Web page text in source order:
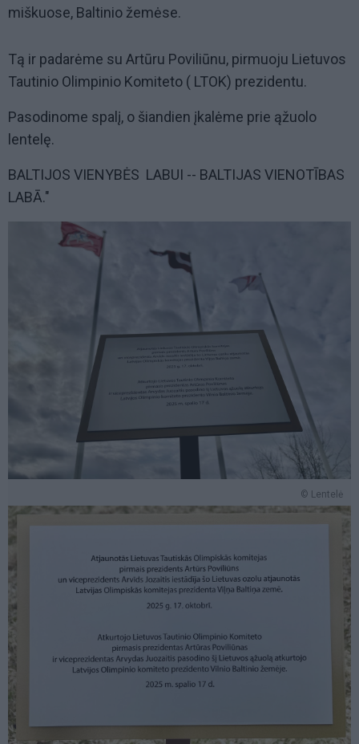
miškuose, Baltinio žemėse.
Tą ir padarėme su Artūru Poviliūnu, pirmuoju Lietuvos
Tautinio Olimpinio Komiteto ( LTOK) prezidentu.
Pasodinome spalį, o šiandien įkalėme prie ąžuolo
lentelę.
BALTIJOS VIENYBĖS LABUI -- BALTIJAS VIENOTĪBAS
LABĀ."
© Lentelė